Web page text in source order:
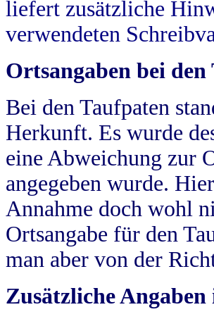
liefert zusätzliche
verwendeten
Ortsangaben bei den
Bei den Taufpaten
Herkunft. Es wurde
eine Abweichung zur
angegeben wurde.
Annahme doch wohl
Ortsangabe für den
man aber von der
Zusätzliche